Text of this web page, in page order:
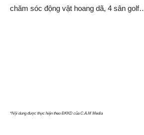
chăm sóc động vật hoang dã, 4 sân
*Nội dung được thực hiện theo ĐKKD của C.A.M Media